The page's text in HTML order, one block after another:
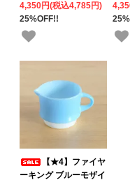
4,350円(税込4,785円)
25%OFF!!
【★4】ファイヤ
ーキング ブルーモザイ